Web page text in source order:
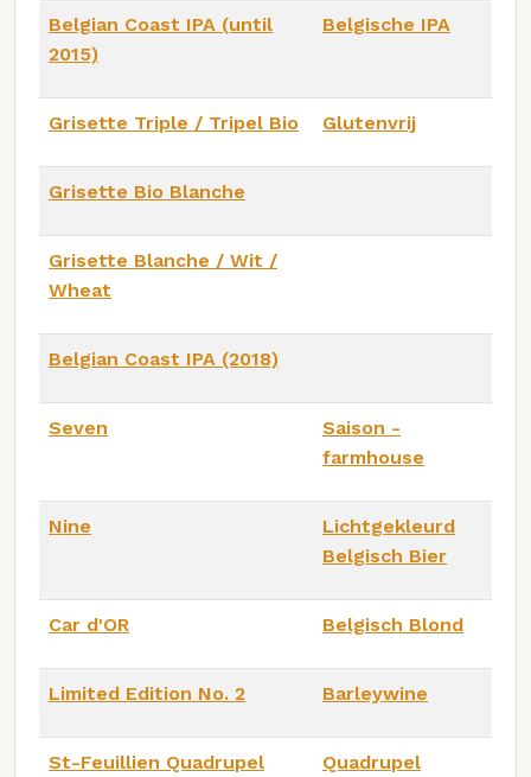
Belgian Coast IPA (until
2015)
Belgische IPA
Grisette Triple / Tripel Bio Glutenvrij
Grisette Bio Blanche
Grisette Blanche / Wit /
Wheat
Belgian Coast IPA (2018)
Seven
Saison -
farmhouse
Nine
Lichtgekleurd
Belgisch Bier
Car d'OR Belgisch Blond
Limited Edition No. 2 Barleywine
St-Feuillien Quadrupel
Quadrupel